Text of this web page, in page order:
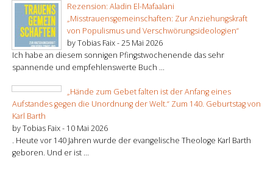
Rezension: Aladin El-Mafaalani
„Misstrauensgemeinschaften: Zur Anziehungskraft
von Populismus und Verschwörungsideologien“
by Tobias Faix -25 Mai 2026
Ich habe an diesem sonnigen Pfingstwochenende das sehr
spannende und empfehlenswerte Buch ...
„Hände zum Gebet falten ist der Anfang eines
Aufstandes gegen die Unordnung der Welt.“ Zum 140. Geburtstag von
Karl Barth
by Tobias Faix - 10 Mai 2026
. Heute vor 140 Jahren wurde der evangelische Theologe Karl Barth
geboren. Und er ist ...